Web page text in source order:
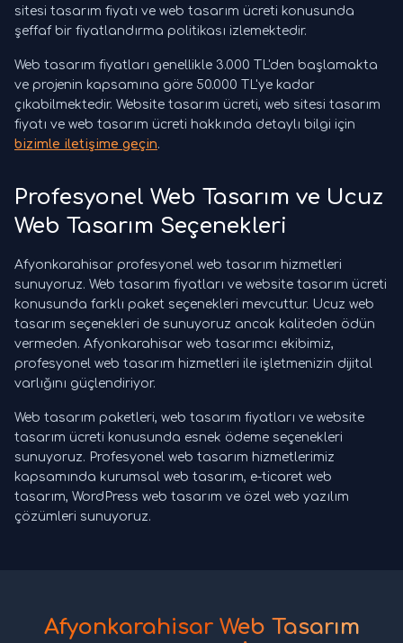
sitesi tasarım fiyatı ve web tasarım ücreti konusunda
şeffaf bir fiyatlandırma politikası izlemektedir.
Web tasarım fiyatları genellikle 3.000 TL'den başlamakta
ve projenin kapsamına göre 50.000 TL'ye kadar
çıkabilmektedir. Website tasarım ücreti, web sitesi tasarım
fiyatı ve web tasarım ücreti hakkında detaylı bilgi için
bizimle iletişime geçin.
Profesyonel Web Tasarım ve Ucuz
Web Tasarım Seçenekleri
Afyonkarahisar profesyonel web tasarım hizmetleri
sunuyoruz. Web tasarım fiyatları ve website tasarım ücreti
konusunda farklı paket seçenekleri mevcuttur. Ucuz web
tasarım seçenekleri de sunuyoruz ancak kaliteden ödün
vermeden. Afyonkarahisar web tasarımcı ekibimiz,
profesyonel web tasarım hizmetleri ile işletmenizin dijital
varlığını güçlendiriyor.
Web tasarım paketleri, web tasarım fiyatları ve website
tasarım ücreti konusunda esnek ödeme seçenekleri
sunuyoruz. Profesyonel web tasarım hizmetlerimiz
kapsamında kurumsal web tasarım, e-ticaret web
tasarım, WordPress web tasarım ve özel web yazılım
çözümleri sunuyoruz.
Afyonkarahisar Web Tasarım